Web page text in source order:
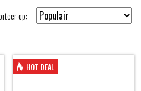
op:
HOT DEAL